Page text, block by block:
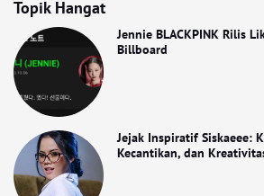
Topik Hangat
Jennie BLACKPINK Rilis
Billboard
Jejak Inspiratif Siskaeee:
Kecantikan, dan